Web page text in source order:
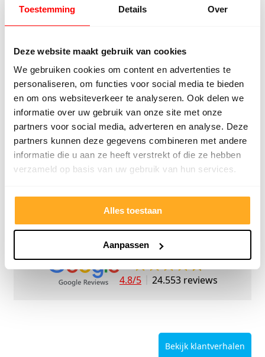
Toestemming Details Over
Deze website maakt gebruik van cookies
We gebruiken cookies om content en advertenties te
personaliseren, om functies voor social media te bieden
en om ons websiteverkeer te analyseren. Ook delen we
informatie over uw gebruik van onze site met onze
partners voor social media, adverteren en analyse. Deze
partners kunnen deze gegevens combineren met andere
informatie die u aan ze heeft verstrekt of die ze hebben
verzameld op basis van uw gebruik van hun services.
Alles toestaan
Aanpassen
meedenkend en tegemoetkomend
personeel! Bedankt!
4.8/5 24.553 reviews
Bekijk klantverhalen